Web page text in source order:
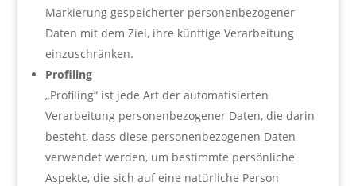
Markierung gespeicherter personenbezogener
Daten mit dem Ziel, ihre künftige Verarbeitung
einzuschränken.
Profiling
„Profiling“ ist jede Art der automatisierten
Verarbeitung personenbezogener Daten, die darin
besteht, dass diese personenbezogenen Daten
verwendet werden, um bestimmte persönliche
Aspekte, die sich auf eine natürliche Person